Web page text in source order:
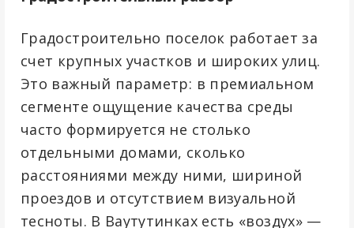
Градостроительно поселок работает за
счет крупных участков и широких улиц.
Это важный параметр: в премиальном
сегменте ощущение качества среды
часто формируется не столько
отдельными домами, сколько
расстояниями между ними, шириной
проездов и отсутствием визуальной
тесноты. В Ваутутинках есть «воздух» —